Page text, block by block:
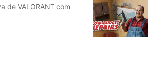
de VALORANT com